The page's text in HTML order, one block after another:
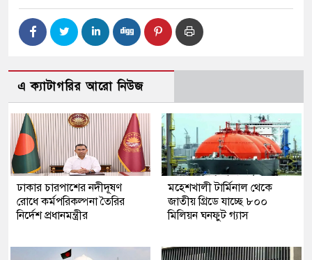
এ ক্যাটাগরির আরো নিউজ
ঢাকার চারপাশের নদীদূষণ
রোধে কর্মপরিকল্পনা তৈরির
নির্দেশ প্রধানমন্ত্রীর
মহেশখালী টার্মিনাল থেকে
জাতীয় গ্রিডে যাচ্ছে ৮০০
মিলিয়ন ঘনফুট গ্যাস